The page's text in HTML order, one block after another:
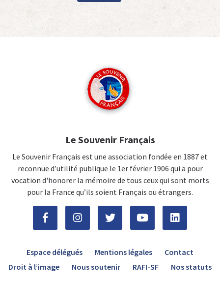
Le Souvenir Français
Le Souvenir Français est une association fondée en 1887 et
reconnue d’utilité publique le 1er février 1906 qui a pour
vocation d'honorer la mémoire de tous ceux qui sont morts
pour la France qu’ils soient Français ou étrangers.
Espace délégués Mentions légales
Contact
Droit à l’image
Nous soutenir RAFI-SF Nos statuts